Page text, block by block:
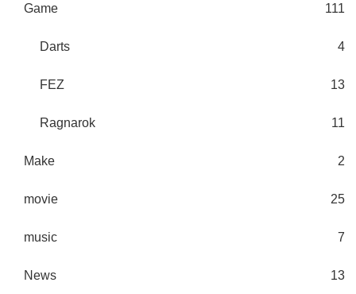
Game 111
Darts 4
FEZ 13
Ragnarok 11
Make 2
movie 25
music 7
News 13